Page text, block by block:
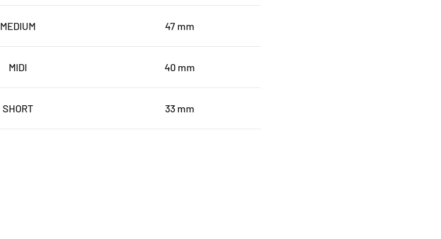
MEDIUM 47 mm
MIDI 40 mm
SHORT 33 mm